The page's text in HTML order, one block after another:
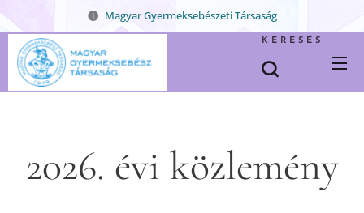
Magyar Gyermeksebészeti Társaság
KERESÉS
2026. évi közlemény